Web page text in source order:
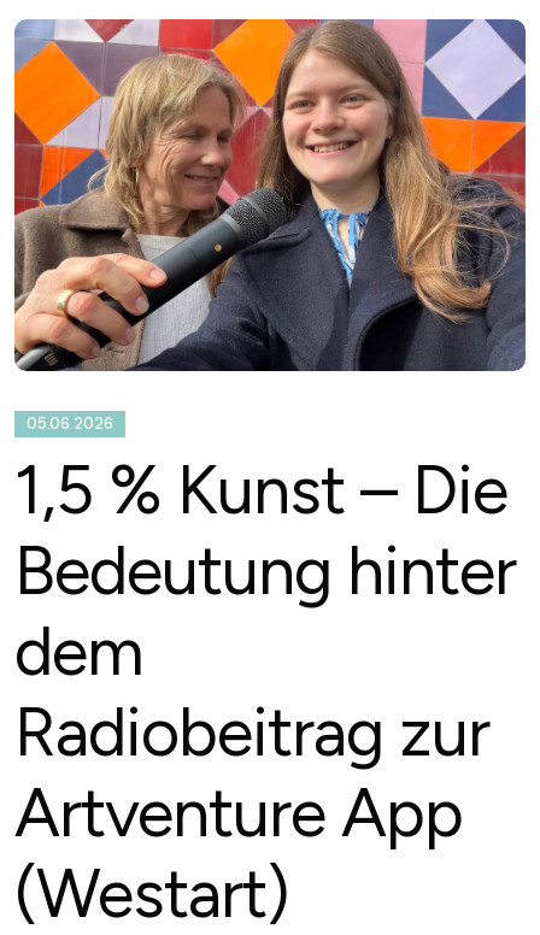
05.06.2026
1,5 % Kunst – Die
Bedeutung hinter
dem
Radiobeitrag zur
Artventure App
(Westart)